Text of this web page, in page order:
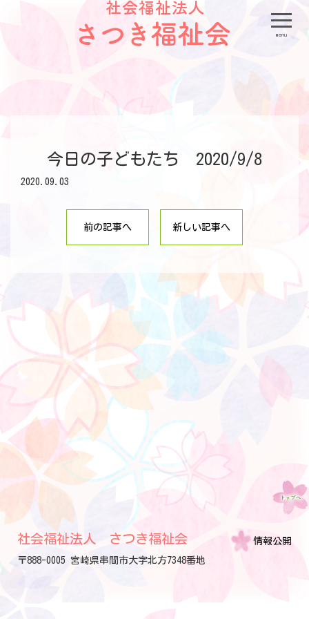
menu
今日の子どもたち 2020/9/8
2020.09.03
前の記事へ 新しい記事へ
社会福祉法人 さつき福祉会
〒888-0005 宮崎県串間市大字北方7348番地
情報公開